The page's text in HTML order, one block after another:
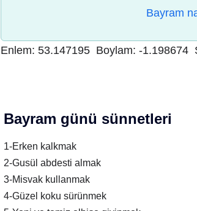
Bayram
Enlem: 53.147195 Boylam: -1.198674
Bayram günü sünnetleri
1-Erken kalkmak
2-Gusül abdesti almak
3-Misvak kullanmak
4-Güzel koku sürünmek